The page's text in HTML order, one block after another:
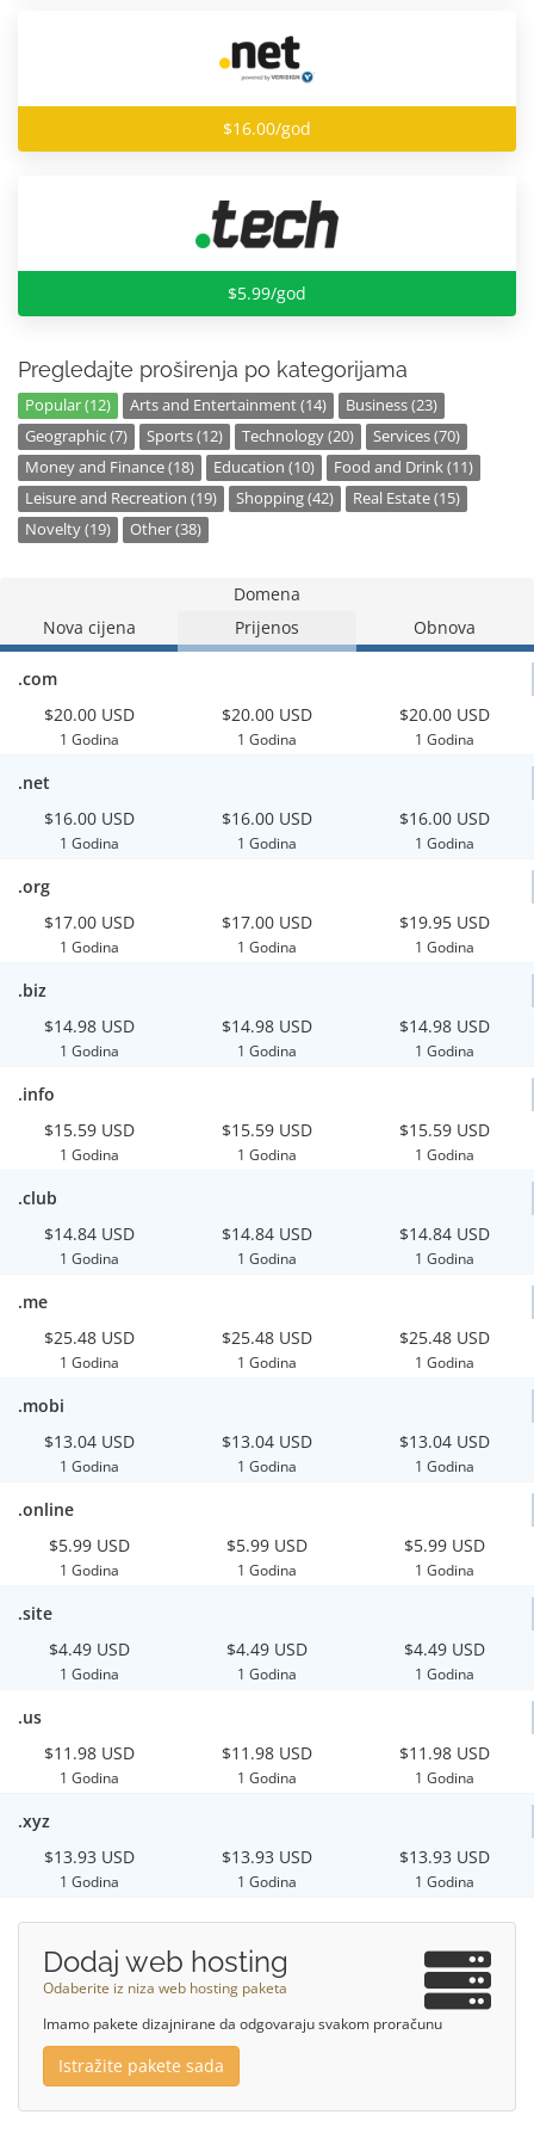
$16.00/god
$5.99/god
Pregledajte proširenja po kategorijama
Popular (12) Arts and Entertainment (14)
Business (23)
Geographic (7)
Sports (12) Technology (20)
Services (70)
Money and Finance (18)
Education (10)
Food and Drink (11)
Leisure and Recreation (19)
Shopping (42)
Real Estate (15)
Novelty (19)
Other (38)
Domena
Nova cijena
Prijenos Obnova
.com
$20.00 USD
1 Godina
$20.00 USD
1 Godina
$20.00 USD
1 Godina
.net
$16.00 USD
1 Godina
$16.00 USD
1 Godina
$16.00 USD
1 Godina
.org
$17.00 USD
1 Godina
$17.00 USD
1 Godina
$19.95 USD
1 Godina
.biz
$14.98 USD
1 Godina
$14.98 USD
1 Godina
$14.98 USD
1 Godina
.info
$15.59 USD
1 Godina
$15.59 USD
1 Godina
$15.59 USD
1 Godina
.club
$14.84 USD
1 Godina
$14.84 USD
1 Godina
$14.84 USD
1 Godina
.me
$25.48 USD
1 Godina
$25.48 USD
1 Godina
$25.48 USD
1 Godina
.mobi
$13.04 USD
1 Godina
$13.04 USD
1 Godina
$13.04 USD
1 Godina
.online
$5.99 USD
1 Godina
$5.99 USD
1 Godina
$5.99 USD
1 Godina
.site
$4.49 USD
1 Godina
$4.49 USD
1 Godina
$4.49 USD
1 Godina
.us
$11.98 USD
1 Godina
$11.98 USD
1 Godina
$11.98 USD
1 Godina
.xyz
$13.93 USD
1 Godina
$13.93 USD
1 Godina
$13.93 USD
1 Godina
Dodaj web hosting
Odaberite iz niza web hosting paketa
Imamo pakete dizajnirane da odgovaraju svakom proračunu
Istražite pakete sada